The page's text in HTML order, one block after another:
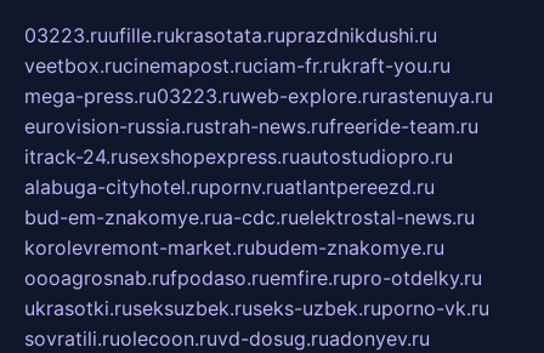
03223.ruufille.rukrasotata.ruprazdnikdushi.ru
veetbox.rucinemapost.ruciam-fr.rukraft-you.ru
mega-press.ru03223.ruweb-explore.rurastenuya.ru
eurovision-russia.rustrah-news.rufreeride-team.ru
itrack-24.rusexshopexpress.ruautostudiopro.ru
alabuga-cityhotel.rupornv.ruatlantpereezd.ru
bud-em-znakomye.rua-cdc.ruelektrostal-news.ru
korolevremont-market.rubudem-znakomye.ru
oooagrosnab.rufpodaso.ruemfire.rupro-otdelky.ru
ukrasotki.ruseksuzbek.ruseks-uzbek.ruporno-vk.ru
sovratili.ruolecoon.ruvd-dosug.ruadonyev.ru